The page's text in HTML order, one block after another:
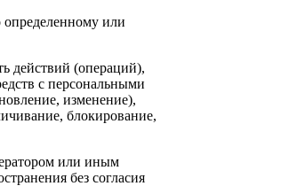
или
действий (операций),
с персональными
изменение),
блокирование,
или иным
без согласия